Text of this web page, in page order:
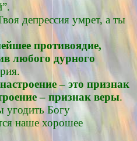
депрессия умрет, а ты
противоядие,
любого дурного
– это признак
– признак веры.
угодить Богу
наше хорошее